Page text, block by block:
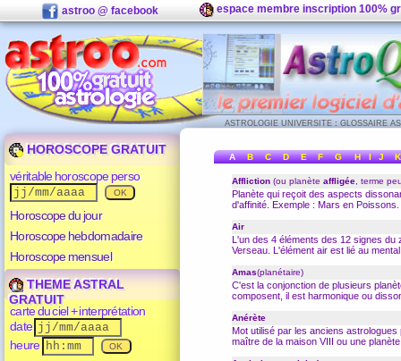
astroo @ facebook espace membre inscription 100%
ASTROLOGIE UNIVERSITE : GLOSSAIRE
HOROSCOPE GRATUIT
véritable horoscope perso
Horoscope du jour
Horoscope hebdomadaire
Horoscope mensuel
THEME ASTRAL
GRATUIT
carte du ciel + interprétation
date
heure
A B C D E F G H I J K
Affliction (ou planète affligée , terme
Planète qui reçoit des aspects
d'affinité. Exemple : Mars en Poissons.
Air
L'un des 4 éléments des 12 signes du
Verseau . L'élément air est lié au
Amas(planétaire)
C'est la conjonction de plusieurs
composent, il est harmonique ou
Anérète
Mot utilisé par les anciens
maître de la maison VIII ou une